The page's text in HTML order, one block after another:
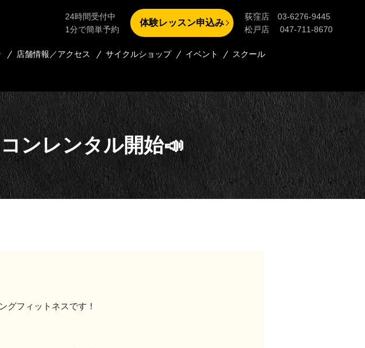
店舗情報／アクセス サイクルショップ イベント
スクール
24時間受付中
1分で簡単予約
体験レッスン申込み
荻窪店 03-6276-9445
松戸店 047-711-8670
ンレンタル開始📣
グフィットネスです！